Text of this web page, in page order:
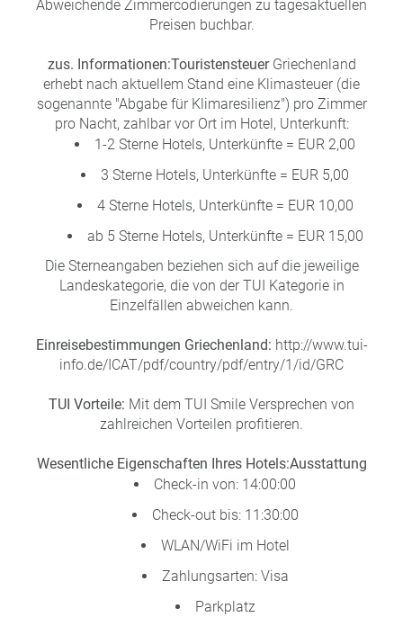
Abweichende Zimmercodierungen zu tagesaktuellen
Preisen buchbar.
zus. Informationen:TouristensteuerGriechenland
erhebt nach aktuellem Stand eine Klimasteuer (die
sogenannte "Abgabe für Klimaresilienz") pro Zimmer
pro Nacht, zahlbar vor Ort im Hotel, Unterkunft:
1-2 Sterne Hotels, Unterkünfte = EUR 2,00
3 Sterne Hotels, Unterkünfte = EUR 5,00
4 Sterne Hotels, Unterkünfte = EUR 10,00
ab 5 Sterne Hotels, Unterkünfte = EUR 15,00
Die Sterneangaben beziehen sich auf die jeweilige
Landeskategorie, die von der TUI Kategorie in
Einzelfällen abweichen kann.
Einreisebestimmungen Griechenland: http://www.tui-
info.de/ICAT/pdf/country/pdf/entry/1/id/GRC
TUI Vorteile: Mit dem TUI Smile Versprechen von
zahlreichen Vorteilen profitieren.
Wesentliche Eigenschaften Ihres Hotels:Ausstattung
Check-in von: 14:00:00
Check-out bis: 11:30:00
WLAN/WiFi im Hotel
Zahlungsarten: Visa
Parkplatz